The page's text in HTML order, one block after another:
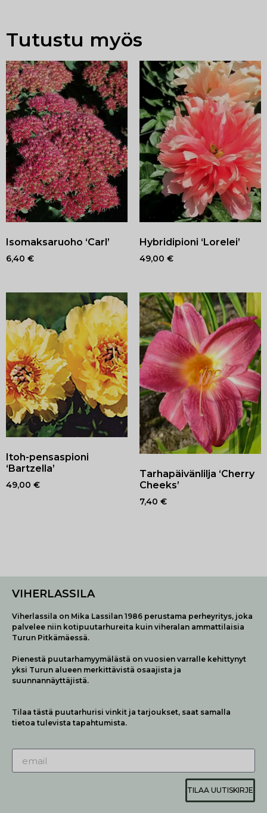
Tutustu myös
Isomaksaruoho ‘Carl’
6,40 €
Hybridipioni ‘Lorelei’
49,00 €
Itoh-pensaspioni
‘Bartzella’
49,00 €
Tarhapäivänlilja ‘Cherry
Cheeks’
7,40 €
VIHERLASSILA
Viherlassila on Mika Lassilan 1986 perustama perheyritys, joka
palvelee niin kotipuutarhureita kuin viheralan ammattilaisia
Turun Pitkämäessä.
Pienestä puutarhamyymälästä on vuosien varralle kehittynyt
yksi Turun alueen merkittävistä osaajista ja
suunnannäyttäjistä.
Tilaa tästä puutarhurisi vinkit ja tarjoukset, saat samalla
tietoa tulevista tapahtumista.
TILAA UUTISKIRJE